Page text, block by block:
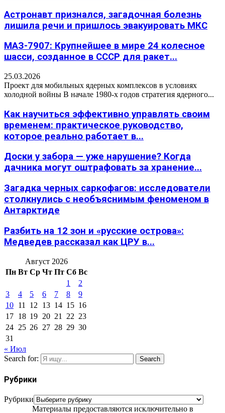
Астронавт признался, загадочная болезнь
лишила речи и пришлось эвакуировать МКС
МАЗ-7907: Крупнейшее в мире 24 колесное
шасси, созданное в СССР для ракет...
25.03.2026
Проект для мобильных ядерных комплексов в условиях
холодной войны В начале 1980-х годов стратегия ядерного...
Как научиться эффективно управлять своим
временем: практическое руководство,
которое реально работает в...
Доски у забора — уже нарушение? Когда
дачника могут оштрафовать за хранение...
Загадка черных саркофагов: исследователи
столкнулись с необъяснимым феноменом в
Антарктиде
Разбить на 12 зон и «русские острова»:
Медведев рассказал как ЦРУ в...
Август 2026
Пн Вт Ср Чт Пт Сб Вс
1
2
3
4 5 6 7 8
9
10 11 12 13 14 15 16
17 18 19 20 21 22 23
24 25 26 27 28 29 30
31
« Июл
Search for:
Search
Рубрики
Рубрики
Материалы предоставляются исключительно в